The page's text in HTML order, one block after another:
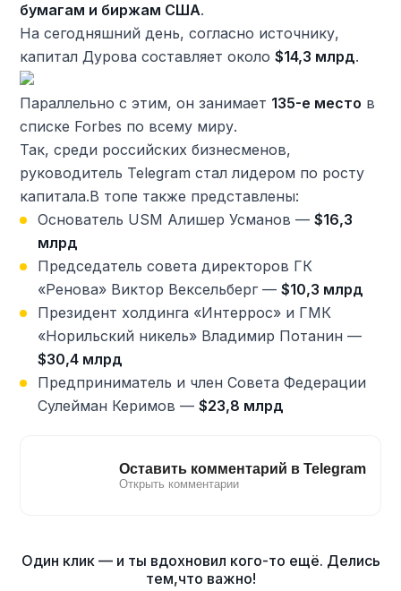
бумагам и биржам США.
На сегодняшний день, согласно источнику,
капитал Дурова составляет около$14,3 млрд.
Параллельно с этим, он занимает 135-е место в
списке Forbes по всему миру.
Так, среди российских бизнесменов,
руководитель Telegram стал лидером по росту
капитала.В топе также представлены:
Основатель USM Алишер Усманов — $16,3
млрд
Председатель совета директоров ГК
«Ренова» Виктор Вексельберг — $10,3 млрд
Президент холдинга «Интеррос» и ГМК
«Норильский никель» Владимир Потанин —
$30,4 млрд
Предприниматель и член Совета Федерации
Сулейман Керимов — $23,8 млрд